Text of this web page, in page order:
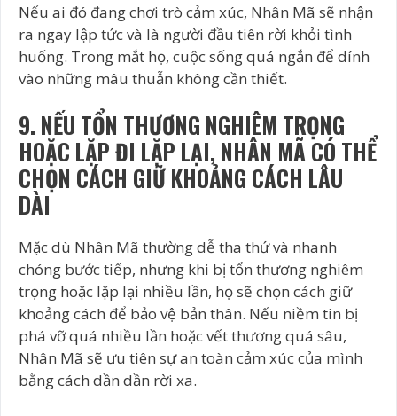
Nếu ai đó đang chơi trò cảm xúc, Nhân Mã sẽ nhận
ra ngay lập tức và là người đầu tiên rời khỏi tình
huống. Trong mắt họ, cuộc sống quá ngắn để dính
vào những mâu thuẫn không cần thiết.
9. NẾU TỔN THƯƠNG NGHIÊM TRỌNG
HOẶC LẶP ĐI LẶP LẠI, NHÂN MÃ CÓ THỂ
CHỌN CÁCH GIỮ KHOẢNG CÁCH LÂU
DÀI
Mặc dù Nhân Mã thường dễ tha thứ và nhanh
chóng bước tiếp, nhưng khi bị tổn thương nghiêm
trọng hoặc lặp lại nhiều lần, họ sẽ chọn cách giữ
khoảng cách để bảo vệ bản thân. Nếu niềm tin bị
phá vỡ quá nhiều lần hoặc vết thương quá sâu,
Nhân Mã sẽ ưu tiên sự an toàn cảm xúc của mình
bằng cách dần dần rời xa.